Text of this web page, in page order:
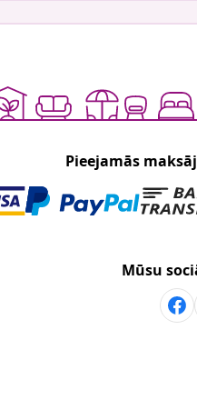
Pieejamās
Mūsu